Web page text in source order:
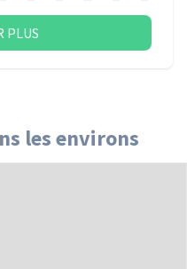
PLUS
les environs